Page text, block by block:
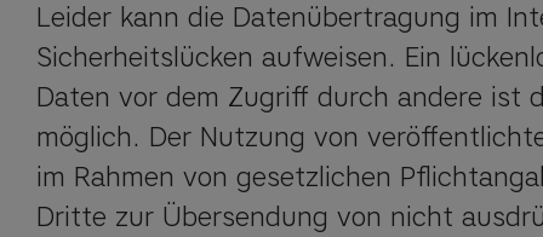
Leider kann die Datenübertragung im
Sicherheitslücken aufweisen. Ein
Daten vor dem Zugriff durch andere ist
möglich. Der Nutzung von
im Rahmen von gesetzlichen
Dritte zur Übersendung von nicht